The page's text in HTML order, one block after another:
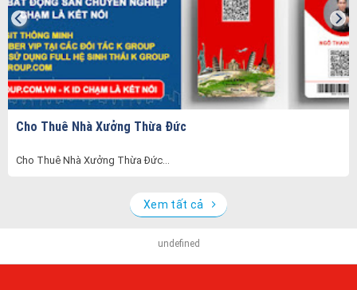
Cho Thuê Nhà Xưởng Thừa Đức
Cho Thuê Nhà Xưởng Thừa Đức...
Xem tất cả
undefined